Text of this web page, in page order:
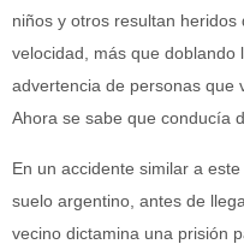
niños y otros resultan
velocidad, más que
advertencia de personas que
Ahora se sabe que conducía
En un accidente similar a
suelo argentino, antes de
vecino dictamina una prisión